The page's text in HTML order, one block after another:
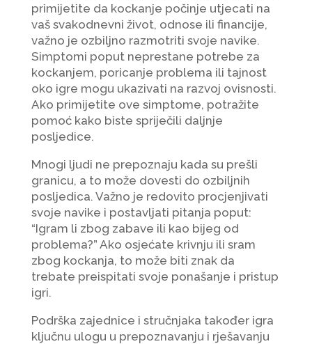
primijetite da kockanje počinje utjecati na
vaš svakodnevni život, odnose ili financije,
važno je ozbiljno razmotriti svoje navike.
Simptomi poput neprestane potrebe za
kockanjem, poricanje problema ili tajnost
oko igre mogu ukazivati na razvoj ovisnosti.
Ako primijetite ove simptome, potražite
pomoć kako biste spriječili daljnje
posljedice.
Mnogi ljudi ne prepoznaju kada su prešli
granicu, a to može dovesti do ozbiljnih
posljedica. Važno je redovito procjenjivati
svoje navike i postavljati pitanja poput:
“Igram li zbog zabave ili kao bijeg od
problema?” Ako osjećate krivnju ili sram
zbog kockanja, to može biti znak da
trebate preispitati svoje ponašanje i pristup
igri.
Podrška zajednice i stručnjaka također igra
ključnu ulogu u prepoznavanju i rješavanju